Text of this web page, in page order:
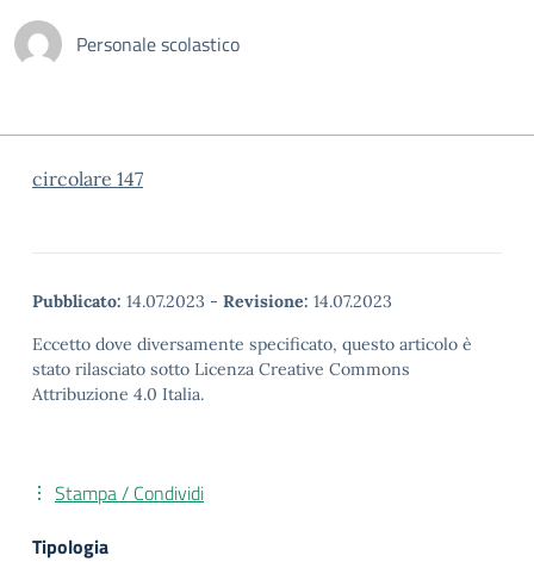
Personale scolastico
circolare 147
Pubblicato: 14.07.2023 - Revisione: 14.07.2023
Eccetto dove diversamente specificato, questo articolo è
stato rilasciato sotto Licenza Creative Commons
Attribuzione 4.0 Italia.
Stampa / Condividi
Tipologia